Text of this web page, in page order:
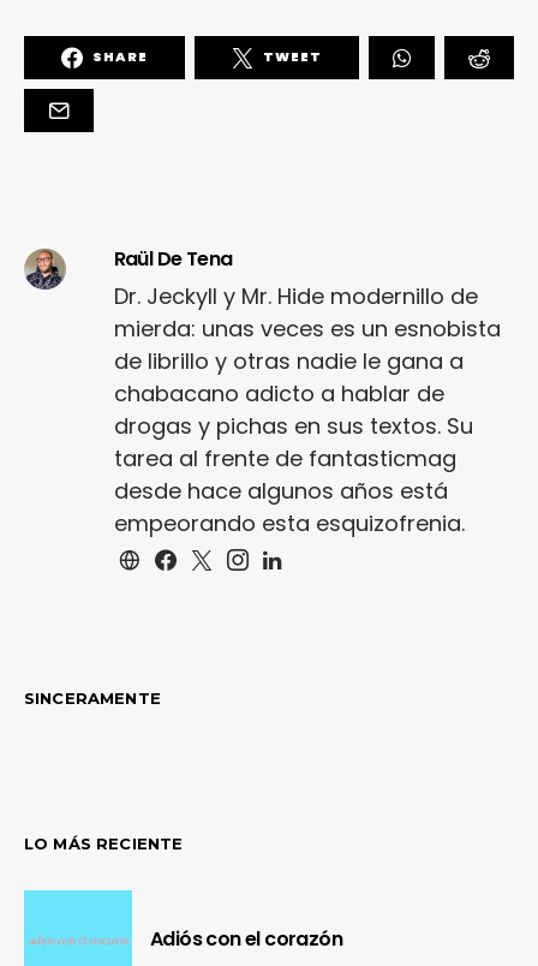
SHARE TWEET
Raül De Tena
Dr. Jeckyll y Mr. Hide modernillo de
mierda: unas veces es un esnobista
de librillo y otras nadie le gana a
chabacano adicto a hablar de
drogas y pichas en sus textos. Su
tarea al frente de fantasticmag
desde hace algunos años está
empeorando esta esquizofrenia.
SINCERAMENTE
LO MÁS RECIENTE
Adiós con el corazón